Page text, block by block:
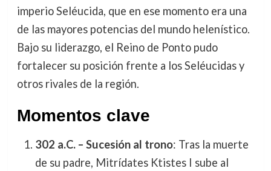
imperio Seléucida, que en ese momento era una
de las mayores potencias del mundo helenístico.
Bajo su liderazgo, el Reino de Ponto pudo
fortalecer su posición frente a los Seléucidas y
otros rivales de la región.
Momentos clave
302 a.C. – Sucesión al trono: Tras la muerte
de su padre, Mitrídates Ktistes I sube al